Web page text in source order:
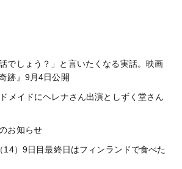
でしょう？」と言いたくなる実話。映画
跡』9月4日公開
メイドにヘレナさん出演としずく堂さん
お知らせ
14）9日目最終日はフィンランドで食べた